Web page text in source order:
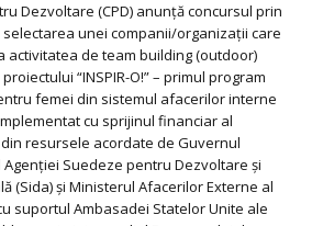
Dezvoltare (CPD) anunţă concursul prin
unei companii/organizaţii care
activitatea de team building (outdoor)
“INSPIR-O!” – primul program
femei din sistemul afacerilor interne
cu sprijinul financiar al
resursele acordate de Guvernul
Suedeze pentru Dezvoltare şi
(Sida) și Ministerul Afacerilor Externe al
suportul Ambasadei Statelor Unite ale